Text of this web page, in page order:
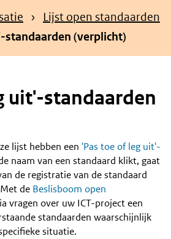
Lijst open standaarden
standaarden (verplicht)
uit'-standaarden
lijst hebben een 'Pas toe of leg uit'-
naam van een standaard klikt, gaat
de registratie van de standaard
de Beslisboom open
vragen over uw ICT-project een
standaarden waarschijnlijk
situatie.